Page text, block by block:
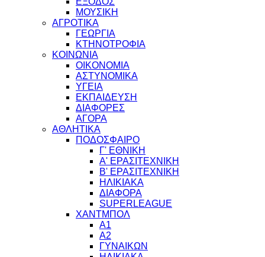
ΜΟΥΣΙΚΗ
ΑΓΡΟΤΙΚΑ
ΓΕΩΡΓΙΑ
ΚΤΗΝΟΤΡΟΦΙΑ
ΚΟΙΝΩΝΙΑ
ΟΙΚΟΝΟΜΙΑ
ΑΣΤΥΝΟΜΙΚΑ
ΥΓΕΙΑ
ΕΚΠΑΙΔΕΥΣΗ
ΔΙΑΦΟΡΕΣ
ΑΓΟΡΑ
ΑΘΛΗΤΙΚΑ
ΠΟΔΟΣΦΑΙΡΟ
Γ' ΕΘΝΙΚΗ
Α' ΕΡΑΣΙΤΕΧΝΙΚΗ
Β' ΕΡΑΣΙΤΕΧΝΙΚΗ
ΗΛΙΚΙΑΚΑ
ΔΙΑΦΟΡΑ
SUPERLEAGUE
ΧΑΝΤΜΠΟΛ
Α1
Α2
ΓΥΝΑΙΚΩΝ